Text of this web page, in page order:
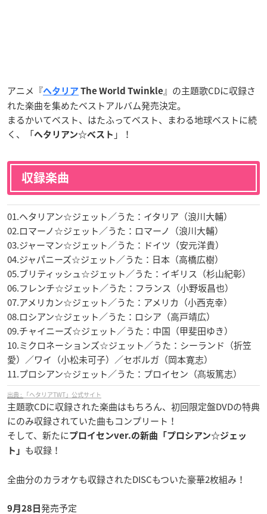
アニメ『ヘタリア The World Twinkle』の主題歌CDに収録さ
れた楽曲を集めたベストアルバム発売決定。
まるかいてベスト、はたふってベスト、まわる地球ベストに続
く、「ヘタリアン☆ベスト 」！
収録楽曲
01.ヘタリアン☆ジェット／うた：イタリア（浪川大輔）
02.ロマーノ☆ジェット／うた：ロマーノ（浪川大輔）
03.ジャーマン☆ジェット／うた：ドイツ（安元洋貴）
04.ジャパニーズ☆ジェット／うた：日本（高橋広樹）
05.ブリティッシュ☆ジェット／うた：イギリス（杉山紀彰）
06.フレンチ☆ジェット／うた：フランス（小野坂昌也）
07.アメリカン☆ジェット／うた：アメリカ（小西克幸）
08.ロシアン☆ジェット／うた：ロシア（高戸靖広）
09.チャイニーズ☆ジェット／うた：中国（甲斐田ゆき）
10.ミクロネーションズ☆ジェット／うた：シーランド（折笠
愛）／ワイ（小松未可子）／セボルガ（岡本寛志）
11.プロシアン☆ジェット／うた：プロイセン（髙坂篤志）
「ヘタリアTWT」公式サイト
主題歌CDに収録された楽曲はもちろん、初回限定盤DVDの特典
にのみ収録されていた曲もコンプリート！
そして、新たにプロイセンver.の新曲「プロシアン☆ジェッ
ト」 も収録！
全曲分のカラオケも収録されたDISCもついた豪華2枚組み！
9月28日 発売予定